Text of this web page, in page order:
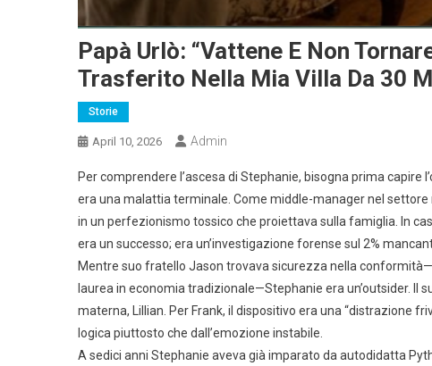
Papà Urlò: “Vattene E Non
Trasferito Nella Mia Villa Da 30
Storie
April 10, 2026 Admin
Per comprendere l’ascesa di Stephanie, bisogna prima capire
era una malattia terminale. Come middle-manager nel
in un perfezionismo tossico che proiettava sulla famiglia. In
era un successo; era un’investigazione forense sul 2%
Mentre suo fratello Jason trovava sicurezza nella
laurea in economia tradizionale—Stephanie era un’outsider. Il
materna, Lillian. Per Frank, il dispositivo era una “distrazione
logica piuttosto che dall’emozione instabile.
A sedici anni Stephanie aveva già imparato da autodidatta